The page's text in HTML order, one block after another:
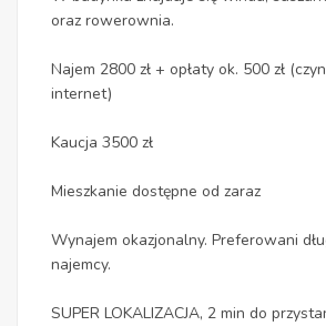
oraz rowerownia.
Najem 2800 zł + opłaty ok. 500 zł
internet)
Kaucja 3500 zł
Mieszkanie dostępne od zaraz
Wynajem okazjonalny. Preferowani
najemcy.
SUPER LOKALIZACJA, 2 min do